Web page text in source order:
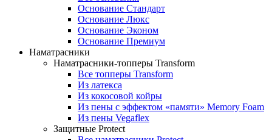
Основание Стандарт
Основание Люкс
Основание Эконом
Основание Премиум
Наматрасники
Наматрасники-топперы Transform
Все топперы Transform
Из латекса
Из кокосовой койры
Из пены с эффектом «памяти» Memory Foam
Из пены Vegaflex
Защитные Protect